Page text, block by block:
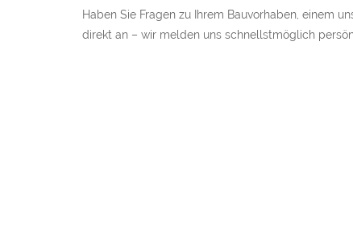
Haben Sie Fragen zu Ihrem Bauvorhaben, einem
direkt an – wir melden uns schnellstmöglich